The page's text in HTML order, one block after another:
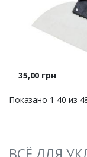
Цена
35,00 грн
Показано 1-40 из